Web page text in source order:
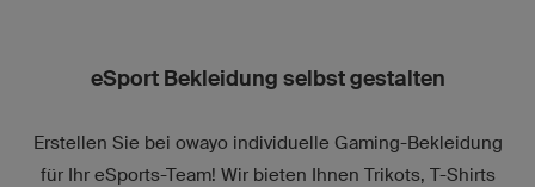
eSport Bekleidung selbst gestalten
Erstellen Sie bei owayo individuelle Gaming-Bekleidung
für Ihr eSports-Team! Wir bieten Ihnen Trikots, T-Shirts